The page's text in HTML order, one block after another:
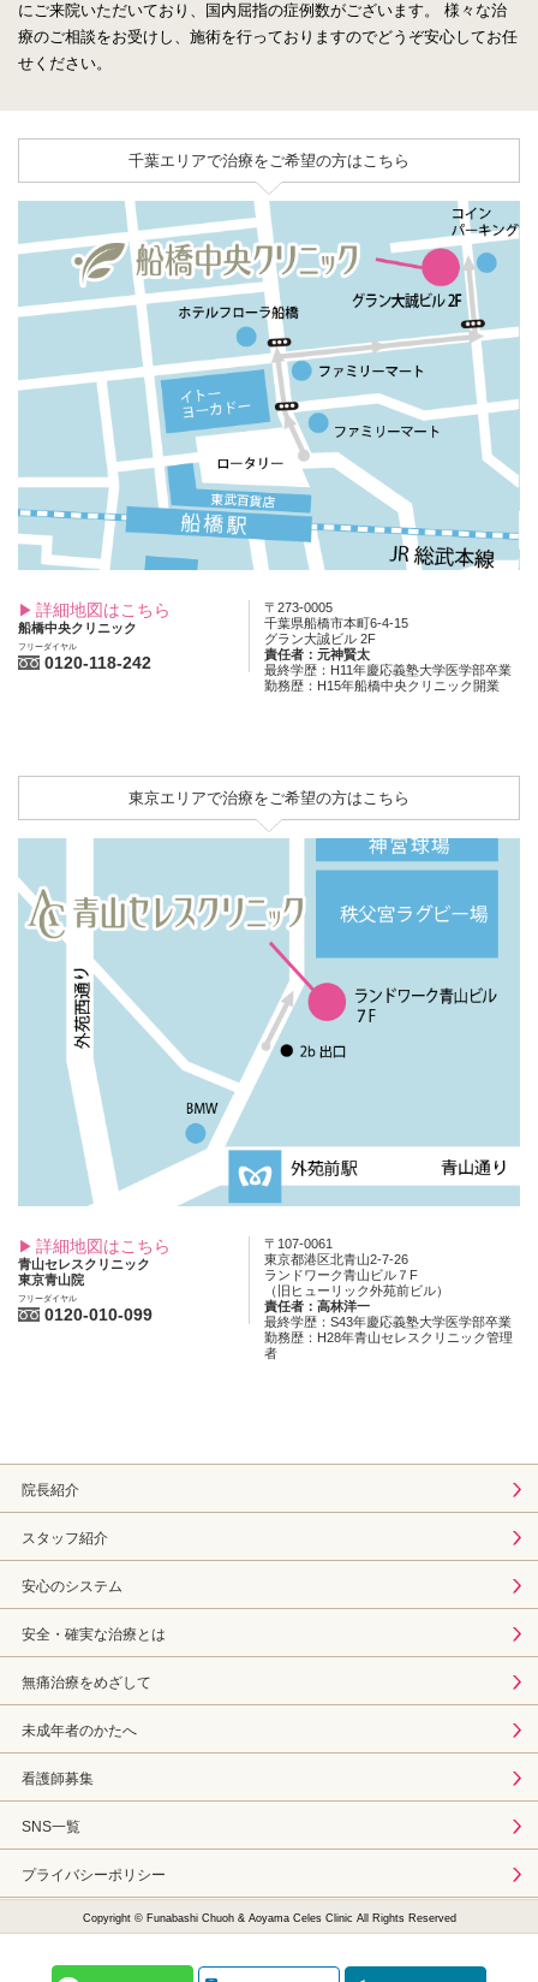
にご来院いただいており、国内屈指の症例数がございます。
様々な治
療のご相談をお受けし、施術を行っておりますのでどうぞ安心してお任
せください。
千葉エリアで治療をご希望の方はこちら
詳細地図はこちら
船橋中央クリニック
フリーダイヤル
0120-118-242
〒273-0005
千葉県船橋市本町6-4-15
グラン大誠ビル 2F
責任者：元神賢太
最終学歴：H11年慶応義塾大学医学部卒業
勤務歴：H15年船橋中央クリニック開業
東京エリアで治療をご希望の方はこちら
詳細地図はこちら
青山セレスクリニック
東京青山院
フリーダイヤル
0120-010-099
〒107-0061
東京都港区北青山2-7-26
ランドワーク青山ビル７F
（旧ヒューリック外苑前ビル）
責任者：高林洋一
最終学歴：S43年慶応義塾大学医学部卒業
勤務歴：H28年青山セレスクリニック管理
者
院長紹介
スタッフ紹介
安心のシステム
安全・確実な治療とは
無痛治療をめざして
未成年者のかたへ
看護師募集
SNS一覧
プライバシーポリシー
Copyright © Funabashi Chuoh & Aoyama Celes Clinic All Rights Reserved